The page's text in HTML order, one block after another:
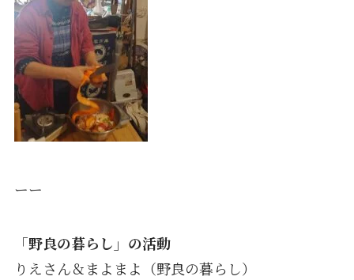
ーー
「野良の暮らし」の活動
りえさん＆まよまよ （野良の暮らし）